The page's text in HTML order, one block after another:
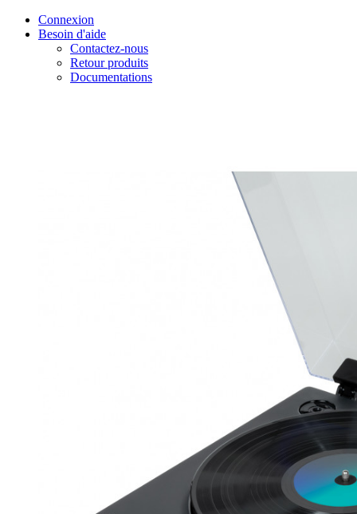
Connexion
Besoin d'aide
Contactez-nous
Retour produits
Documentations